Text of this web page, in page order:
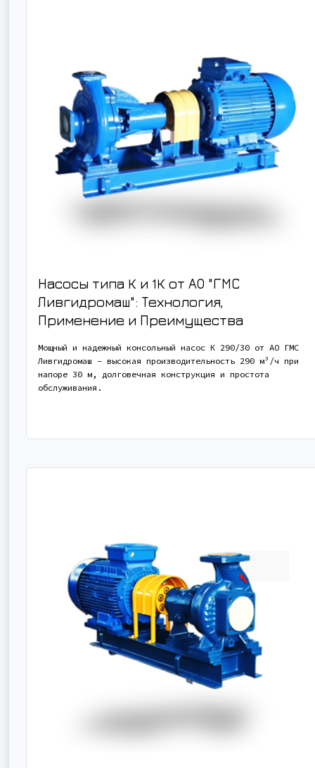
Насосы типа К и 1К от АО "ГМС
Ливгидромаш": Технология,
Применение и Преимущества
Мощный и надежный консольный насос К 290/30 от АО ГМС
Ливгидромаш - высокая производительность 290 м³/ч при
напоре 30 м, долговечная конструкция и простота
обслуживания.